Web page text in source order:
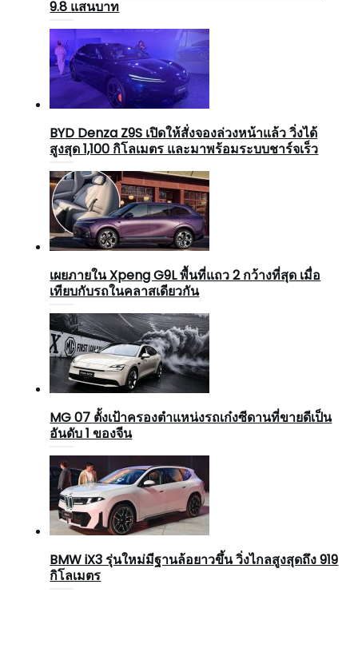
9.8 แสนบาท
BYD Denza Z9S เปิดให้สั่งจองล่วงหน้าแล้ว วิ่งได้
สูงสุด 1,100 กิโลเมตร และมาพร้อมระบบชาร์จเร็ว
เผยภายใน Xpeng G9L พื้นที่แถว 2 กว้างที่สุด เมื่อ
เทียบกับรถในคลาสเดียวกัน
MG 07 ตั้งเป้าครองตำแหน่งรถเก๋งซีดานที่ขายดีเป็น
อันดับ 1 ของจีน
BMW iX3 รุ่นใหม่มีฐานล้อยาวขึ้น วิ่งไกลสูงสุดถึง 919
กิโลเมตร